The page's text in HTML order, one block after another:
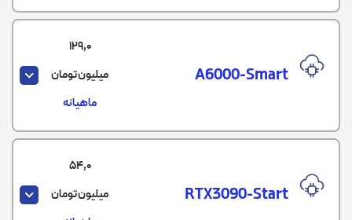
A6000-Smart
129,0
میلیون تومان
ماهیانه
RTX3090-Start
54,0
میلیون تومان